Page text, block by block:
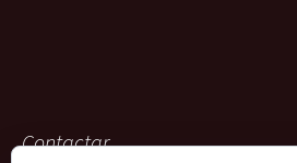
Contactar